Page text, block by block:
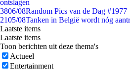
ontslagen
3806/08Random Pics van de Dag #1977
2105/08Tanken in België wordt nóg
Laatste items
Laatste items
Toon berichten uit deze thema's
Actueel
Entertainment